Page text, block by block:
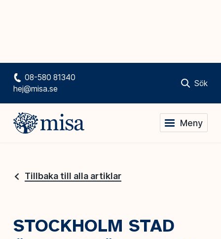
08-580 81340
hej@misa.se
Sök
Meny
Tillbaka till alla artiklar
STOCKHOLM STAD